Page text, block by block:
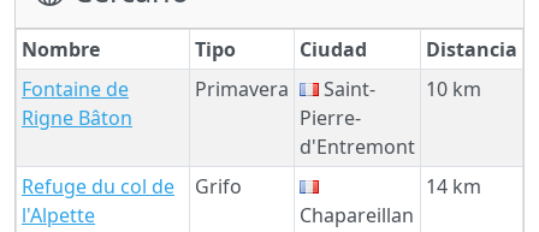
Nombre Tipo Ciudad
Distancia
Fontaine de
Rigne Bâton
Primavera
Saint-
Pierre-
d'Entremont
10 km
Refuge du col de
l'Alpette
Grifo
Chapareillan
14 km